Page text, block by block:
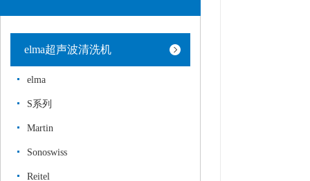
elma超声波清洗机
elma
S系列
Martin
Sonoswiss
Reitel